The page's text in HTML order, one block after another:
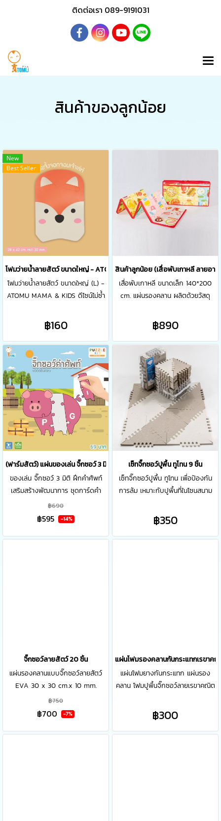
ติดต่อเรา 089-9191031
สินค้าของลูกน้อย
New
Best Seller
โฟมว่ายน้ำลายสัตว์ ขนาดใหญ่ - ATOMU MAMA & KIDS V.2
โฟมว่ายน้ำลายสัตว์ ขนาดใหญ่ (L) -
ATOMU MAMA & KIDS ดีไซน์ไม่ซ้ำ
การเรียนรู้สำหรับเด็ก ถูกออกแบบมา
ให้ใช้แขนและขาว่ายน้ำอย่างอิสระ ช่วย
พัฒนาทักษะการว่ายน้ำได้อย่าง
รวดเร็วและสามารถพยุงตัวในน้ำได้
อย่างมีประสิทธิภาพ
฿160
สินค้าลูกน้อย (เสื่อพับเกาหลี ลายอาห
เสื่อพับเกาหลี ขนาดเล็ก 140*200
cm. แผ่นรองคลาน ผลิตด้วยวัสดุ
฿890
(ฟาร์มสัตว์) แผ่นของเล่น จิ๊กซอว์ 3 มิติ ฝึกคำศัพท์ ของเล่นเสริมสร้างพัฒนาก
ของเล่น จิ๊กซอว์ 3 มิติ ฝึกคำศัพท์
เสริมสร้างพัฒนาการ ชุดการ์ดคำ
ศัพท์เสริมพัฒนาการ คำศัพท์น่ารู้
พร้อมภาพประกอบสวนสัตว์ สีสัน
฿690
฿595 -14%
เซ็ทจิ๊กซอว์ปูพื้น ทูโทน 9 ชิ้น
เซ็ทจิ๊กซอว์ปูพื้น ทูโทน เพื่อป้องกัน
การล้ม เหมาะกับปูพื้นที่ในโซนสนาม
สะอาดด้วยน้ำเปล่าได้ หลีกเลี่ยงการ
ขัดถูด้วยสารเคมี
฿350
จิ๊กซอว์ลายสัตว์ 20 ชิ้น
แผ่นรองคลานแบบจิ๊กซอว์ลายสัตว์
EVA 30 x 30 cm.x 10 mm.
จำนวน 20 แผ่น สามารถถอด
ทำความสะอาดได้ ช่วยลดอันตราย
สัตว์ ช่วยในการจดจำ และ มีหลาก
฿750
฿700 -7%
แผ่นโฟมรองคลานกันกระแทกเรขาค
แผ่นโฟมยางกันกระแทก แผ่นรอง
คลาน โฟมปูพื้นจิ๊กซอว์ลายเรขาคณิต
R/R (จะนิ่มกว่ากว่าลาย +/-) 1 เซ็ท มี
ทั้งหมด 9 แผ่น แต่ละแผ่น ขนาด 30
x 30 cm หนา 8.5-9.5 mm
฿300